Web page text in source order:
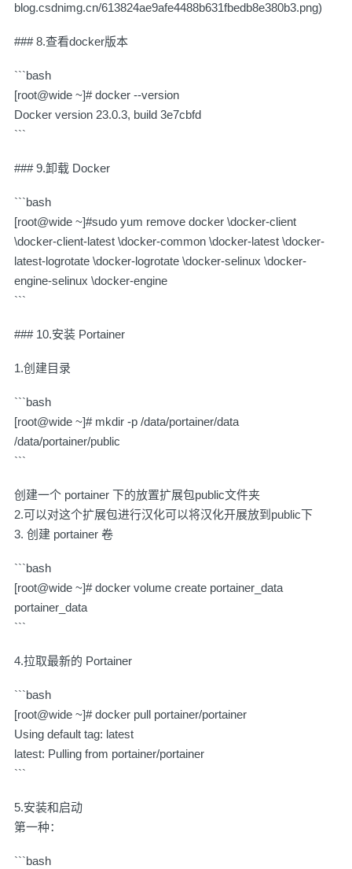
blog.csdnimg.cn/613824ae9afe4488b631fbedb8e380b3.png)
### 8.查看docker版本
```bash
[root@wide ~]# docker --version
Docker version 23.0.3, build 3e7cbfd
```
### 9.卸载 Docker
```bash
[root@wide ~]#sudo yum remove docker \docker-client
\docker-client-latest \docker-common \docker-latest \docker-
latest-logrotate \docker-logrotate \docker-selinux \docker-
engine-selinux \docker-engine
```
### 10.安装 Portainer
1.创建目录
```bash
[root@wide ~]# mkdir -p /data/portainer/data
/data/portainer/public
```
创建一个 portainer 下的放置扩展包public文件夹
2.可以对这个扩展包进行汉化可以将汉化开展放到public下
3. 创建 portainer 卷
```bash
[root@wide ~]# docker volume create portainer_data
portainer_data
```
4.拉取最新的 Portainer
```bash
[root@wide ~]# docker pull portainer/portainer
Using default tag: latest
latest: Pulling from portainer/portainer
```
5.安装和启动
第一种：
```bash